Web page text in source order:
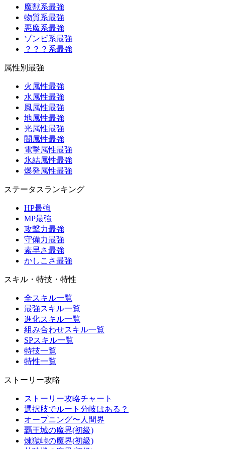
魔獣系最強
物質系最強
悪魔系最強
ゾンビ系最強
？？？系最強
属性別最強
火属性最強
水属性最強
風属性最強
地属性最強
光属性最強
闇属性最強
電撃属性最強
氷結属性最強
爆発属性最強
ステータスランキング
HP最強
MP最強
攻撃力最強
守備力最強
素早さ最強
かしこさ最強
スキル・特技・特性
全スキル一覧
最強スキル一覧
進化スキル一覧
組み合わせスキル一覧
SPスキル一覧
特技一覧
特性一覧
ストーリー攻略
ストーリー攻略チャート
選択肢でルート分岐はある？
オープニング〜人間界
覇王城の魔界(初級)
煉獄峠の魔界(初級)